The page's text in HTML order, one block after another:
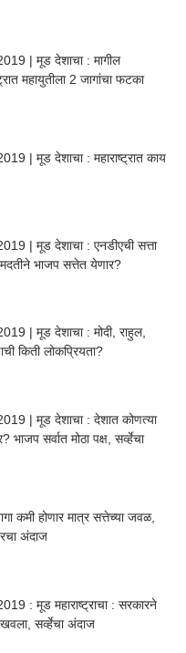
| मूड देशाचा : मागील
महायुतीला 2 जागांचा फटका
| मूड देशाचा : महाराष्ट्रात काय
| मूड देशाचा : एनडीएची सत्ता
भाजप सत्तेत येणार?
| मूड देशाचा : मोदी, राहुल,
किती लोकप्रियता?
| मूड देशाचा : देशात कोणत्या
भाजप सर्वात मोठा पक्ष, सर्व्हेचा
कमी होणार मात्र सत्तेच्या जवळ,
अंदाज
: मूड महाराष्ट्राचा : सरकारने
सर्व्हेचा अंदाज